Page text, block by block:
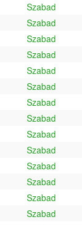
Szabad
Szabad
Szabad
Szabad
Szabad
Szabad
Szabad
Szabad
Szabad
Szabad
Szabad
Szabad
Szabad
Szabad